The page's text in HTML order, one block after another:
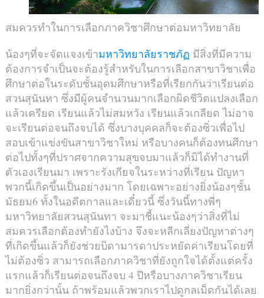
สมควรทำในการเลือกภาควิชาศึกษาต่อมหาวิทยาลัย
น้องๆที่จะจัดแจงเข้ามหาวิทยาลัยราชภัฏ มีสิ่งที่มีความ
ต้องการจำเป็นจะต้องรู้สำหรับในการเลือกสาขาวิชาเพื่อ
ศึกษาต่อในระดับชั้นอุดมศึกษาหรือที่เรียกกันว่าเรียนต่อ
สวนสุนันทา ซึ่งมีผู้คนจำนวนมากเลือกผิดชีวิตแปลงเลือก
แล้วเครียด เรียนแล้วไม่สมหวัง เรียนแล้วเกลียด ไม่อาจ
จะเรียนต่อจนถึงจบได้ ซึ่งบางบุคคลก็จะต้องซิ่วเพื่อไป
สอบเข้าแข่งขันสาขาวิชาใหม่ หรือบางคนก็ต้องทนศึกษา
ต่อไปทั้งๆที่ปราศจากความสุขจบมาแล้วก็มิได้ทำงานที่
ตัวเองเรียนมา เพราะรังเกียจในระหว่างที่เรียน ปัญหา
พวกนี้เกิดขึ้นเป็นอย่างมาก โดยเฉพาะอย่างยิ่งน้องๆชั้น
มัธยม6 ทั้งในอดีตกาลและเดี๋ยวนี้ ซึ่งวันนี้ทางพี่ๆ
มหาวิทยาลัยสวนสุนันทา จะมาชี้แนะน้องๆว่าสิ่งที่ไม่
สมควรเลือกต้องทำยังไงบ้าง จึงจะหลีกเลี่ยงปัญหาต่างๆ
ที่เกิดขึ้นแล้วก็ยังช่วยบิดามารดาประหยัดค่าเรียนโดยที่
ไม่ต้องซิ่ว สามารถเลือกภาควิชาที่ยังถูกใจได้ตั้งแต่ครั้ง
แรกแล้วก็เรียนต่อจนถึงจบ 4 ปีหรือบางภาควิชาเรียน
มากยิ่งกว่านั้น ถ้าพร้อมแล้วพวกเราไปดูกลเม็ดกันได้เลย